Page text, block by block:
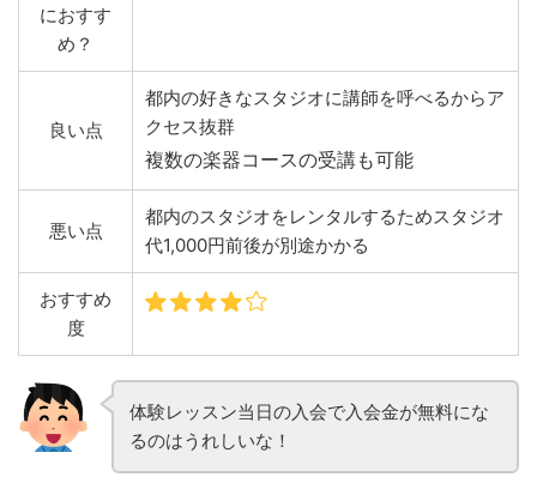
におすす
め？
良い点
都内の好きなスタジオに講師を呼べるからア
クセス抜群
複数の楽器コースの受講も可能
悪い点
都内のスタジオをレンタルするためスタジオ
代1,000円前後が別途かかる
おすすめ
度
体験レッスン当日の入会で入会金が無料にな
るのはうれしいな！